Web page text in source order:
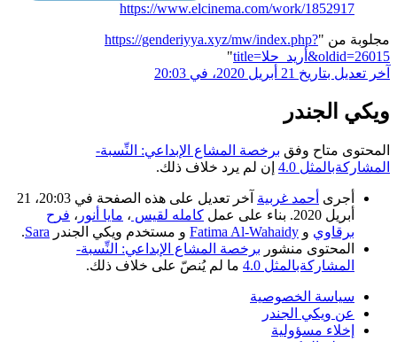
https://www.elcinema.com/work/1852917
مجلوبة من "https://genderiyya.xyz/mw/index.php?
title=أريد_حلا&oldid=26015
"
آخر تعديل بتاريخ 21 أبريل 2020، في 20:03
ويكي الجندر
المحتوى متاح وفق برخصة المشاع الإبداعي: النِّسبة-
المشاركةبالمثل 4.0
إن لم يرد خلاف ذلك.
أجرى أحمد غربية
آخر تعديل على هذه الصفحة في 20:03، 21
أبريل 2020. بناء على عمل
كامله لقيس ، مايا أنور ، فرح
برقاوي و Fatima Al-Wahaidy و مستخدم ويكي الجندر Sara
.
المحتوى منشور برخصة المشاع الإبداعي: النِّسبة-
المشاركةبالمثل 4.0
ما لم يُنصّ على خلاف ذلك.
سياسة الخصوصية
عن ويكي الجندر
إخلاء مسؤولية